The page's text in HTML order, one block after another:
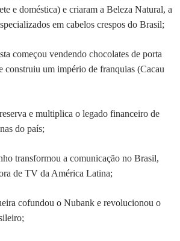
e doméstica) e criaram a Beleza Natural, a
em cabelos crespos do Brasil;
começou vendendo chocolates de porta
construiu um império de franquias (Cacau
e multiplica o legado financeiro de
do país;
transformou a comunicação no Brasil,
de TV da América Latina;
cofundou o Nubank e revolucionou o